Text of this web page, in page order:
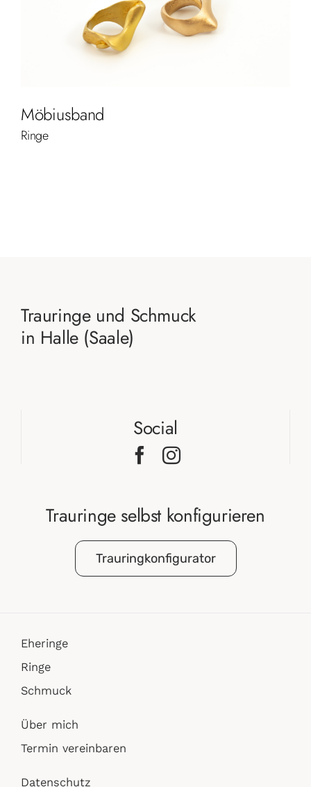
Möbiusband
Ringe
Trauringe und Schmuck
in Halle (Saale)
Social
Trauringe selbst konfigurieren
Trauringkonfigurator
Eheringe
Ringe
Schmuck
Über mich
Termin vereinbaren
Datenschutz